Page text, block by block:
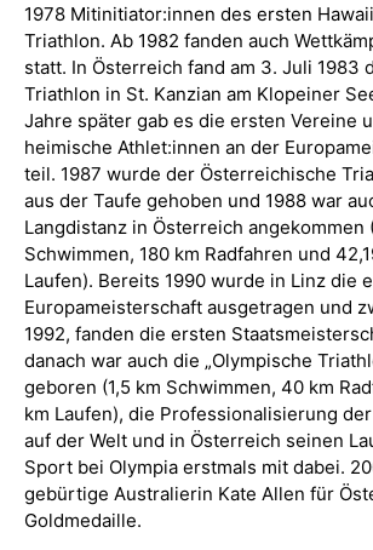
1978 Mitinitiator:innen des ersten
Triathlon. Ab 1982 fanden auch
statt. In Österreich fand am 3. Juli 1983
Triathlon in St. Kanzian am Klopeiner
Jahre später gab es die ersten Vereine
heimische Athlet:innen an der
teil. 1987 wurde der Österreichische
aus der Taufe gehoben und 1988 war
Langdistanz in Österreich angekommen
Schwimmen, 180 km Radfahren und
Laufen). Bereits 1990 wurde in Linz die
Europameisterschaft ausgetragen und
1992, fanden die ersten
danach war auch die „Olympische
geboren (1,5 km Schwimmen, 40 km
km Laufen), die Professionalisierung
auf der Welt und in Österreich seinen
Sport bei Olympia erstmals mit dabei.
gebürtige Australierin Kate Allen für
Goldmedaille.